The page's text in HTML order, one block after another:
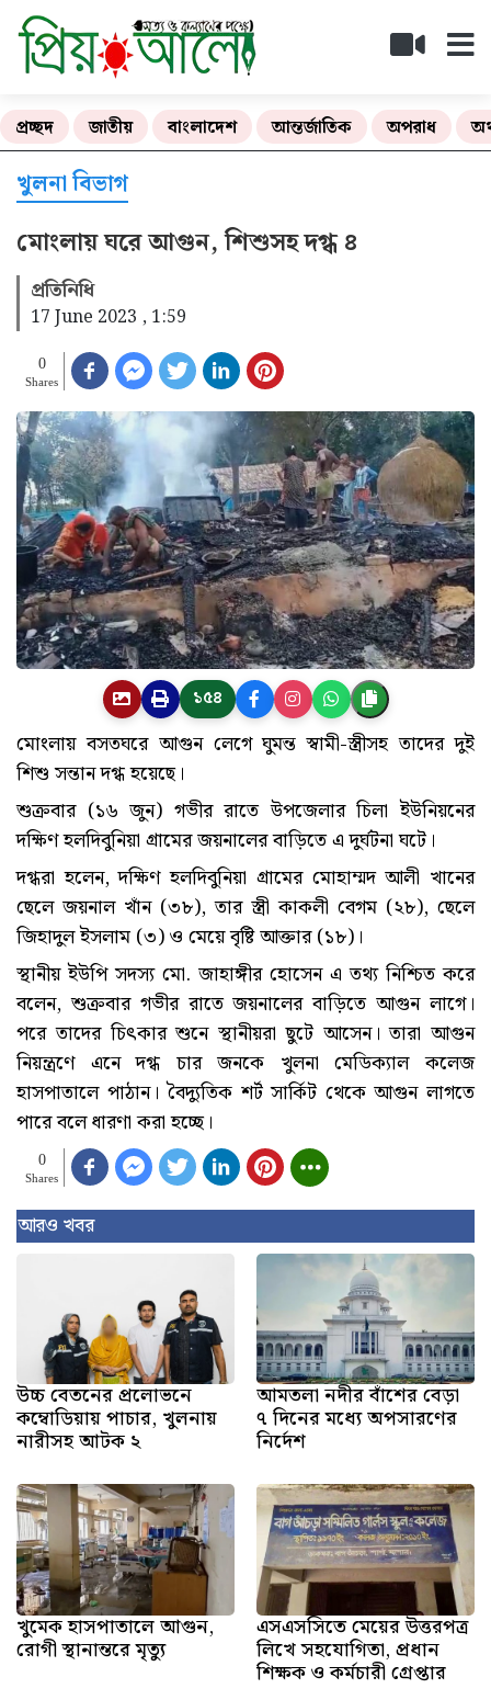
প্রচ্ছদ জাতীয় বাংলাদেশ আন্তর্জাতিক অপরাধ
খুলনা বিভাগ
মোংলায় ঘরে আগুন, শিশুসহ দগ্ধ ৪
প্রতিনিধি
17 June 2023 , 1:59
0
Shares
১৫৪
মোংলায় বসতঘরে আগুন লেগে ঘুমন্ত স্বামী-স্ত্রীসহ তাদের দুই
শিশু সন্তান দগ্ধ হয়েছে।
শুক্রবার (১৬ জুন) গভীর রাতে উপজেলার চিলা ইউনিয়নের
দক্ষিণ হলদিবুনিয়া গ্রামের জয়নালের বাড়িতে এ দুর্ঘটনা ঘটে।
দগ্ধরা হলেন, দক্ষিণ হলদিবুনিয়া গ্রামের মোহাম্মদ আলী খানের
ছেলে জয়নাল খাঁন (৩৮), তার স্ত্রী কাকলী বেগম (২৮), ছেলে
জিহাদুল ইসলাম (৩) ও মেয়ে বৃষ্টি আক্তার (১৮)।
স্থানীয় ইউপি সদস্য মো. জাহাঙ্গীর হোসেন এ তথ‌্য নিশ্চিত করে
বলেন, শুক্রবার গভীর রাতে জয়নালের বাড়িতে আগুন লাগে।
পরে তাদের চিৎকার শুনে স্থানীয়রা ছুটে আসেন। তারা আগুন
নিয়ন্ত্রণে এনে দগ্ধ চার জনকে খুলনা মেডিক‌্যাল কলেজ
হাসপাতালে পাঠান। বৈদ্যুতিক শর্ট সার্কিট থেকে আগুন লাগতে
পারে বলে ধারণা করা হচ্ছে।
0
Shares
আরও খবর
উচ্চ বেতনের প্রলোভনে
কম্বোডিয়ায় পাচার, খুলনায়
নারীসহ আটক ২
আমতলা নদীর বাঁশের বেড়া
৭ দিনের মধ্যে অপসারণের
নির্দেশ
খুমেক হাসপাতালে আগুন,
রোগী স্থানান্তরে মৃত্যু
এসএসসিতে মেয়ের উত্তরপত্র
লিখে সহযোগিতা, প্রধান
শিক্ষক ও কর্মচারী গ্রেপ্তার